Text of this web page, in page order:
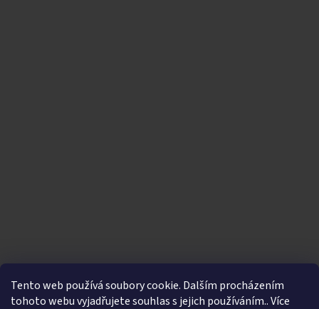
Tento web používá soubory cookie. Dalším procházením
tohoto webu vyjadřujete souhlas s jejich používáním.. Více